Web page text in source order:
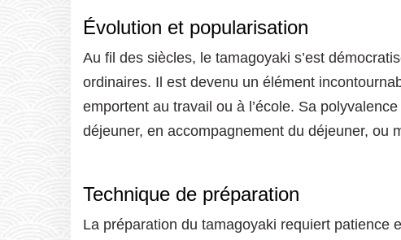
Évolution et popularisation
Au fil des siècles, le tamagoyaki s’est
ordinaires. Il est devenu un élément
emportent au travail ou à l’école. Sa
déjeuner, en accompagnement du déjeuner, ou
Technique de préparation
La préparation du tamagoyaki requiert patience